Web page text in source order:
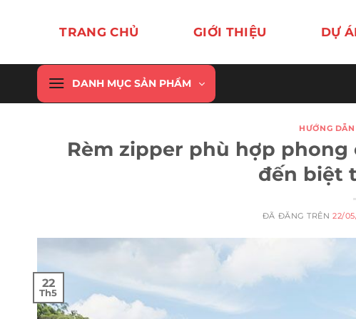
dung
TRANG CHỦ GIỚI THIỆU DỰ
DANH MỤC SẢN PHẨM
HƯỚNG
Rèm zipper phù hợp
đến biệt
ĐÃ ĐĂNG TRÊN22/
22
Th5